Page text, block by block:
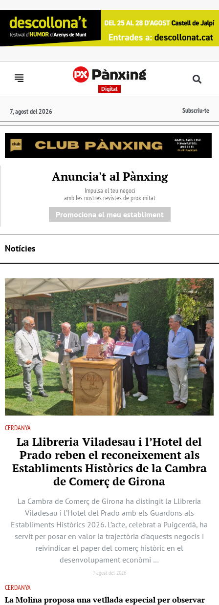
Digital
7, agost del 2026 Subscriu-te
Anuncia't al Pànxing
Impulsa el teu negoci
amb les nostres revistes de proximitat
Promociona el meu establiment
Notícies
CERDANYA
La Llibreria Viladesau i l’Hotel del
Prado reben el reconeixement als
Establiments Històrics de la Cambra
de Comerç de Girona
La Cambra de Comerç de Girona ha distingit la Llibreria
Viladesau i l’Hotel del Prado amb els Guardons als
Establiments Històrics 2026. L’acte, celebrat a Puigcerdà, ha
servit per posar en valor la trajectòria d’aquests negocis i
reivindicar el paper del comerç històric en el
desenvolupament econòmi …
7 agost del 2026
CERDANYA
La Molina proposa una vetllada especial per observar